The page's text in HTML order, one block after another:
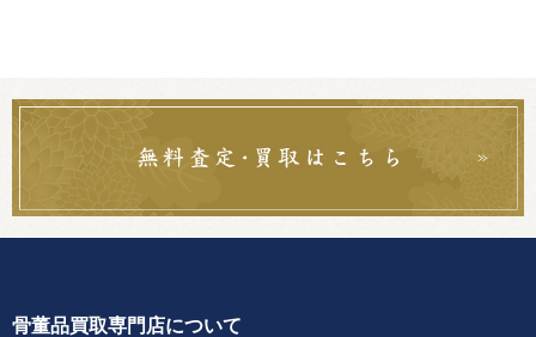
骨董品買取専門店について